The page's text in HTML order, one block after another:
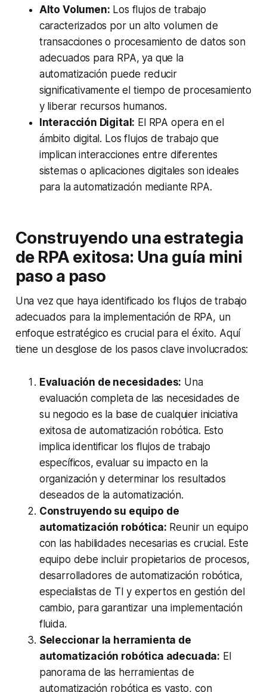
Alto Volumen: Los flujos de trabajo
caracterizados por un alto volumen de
transacciones o procesamiento de datos son
adecuados para RPA, ya que la
automatización puede reducir
significativamente el tiempo de procesamiento
y liberar recursos humanos.
Interacción Digital: El RPA opera en el
ámbito digital. Los flujos de trabajo que
implican interacciones entre diferentes
sistemas o aplicaciones digitales son ideales
para la automatización mediante RPA.
Construyendo una estrategia
de RPA exitosa: Una guía mini
paso a paso
Una vez que haya identificado los flujos de trabajo
adecuados para la implementación de RPA, un
enfoque estratégico es crucial para el éxito. Aquí
tiene un desglose de los pasos clave involucrados:
Evaluación de necesidades: Una
evaluación completa de las necesidades de
su negocio es la base de cualquier iniciativa
exitosa de automatización robótica. Esto
implica identificar los flujos de trabajo
específicos, evaluar su impacto en la
organización y determinar los resultados
deseados de la automatización.
Construyendo su equipo de
automatización robótica: Reunir un equipo
con las habilidades necesarias es crucial. Este
equipo debe incluir propietarios de procesos,
desarrolladores de automatización robótica,
especialistas de TI y expertos en gestión del
cambio, para garantizar una implementación
fluida.
Seleccionar la herramienta de
automatización robótica adecuada: El
panorama de las herramientas de
automatización robótica es vasto, con